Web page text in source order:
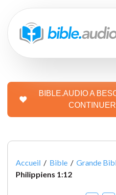
BIBLE.AUDIO A
Accueil / Bible / Grande
Philippiens 1:12